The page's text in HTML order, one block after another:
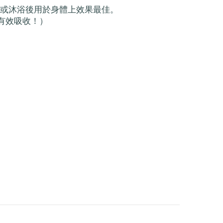
沐浴後用於身體上效果最佳。
吸收！）